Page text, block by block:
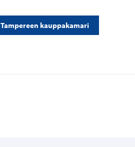
Tampereen kauppakamari